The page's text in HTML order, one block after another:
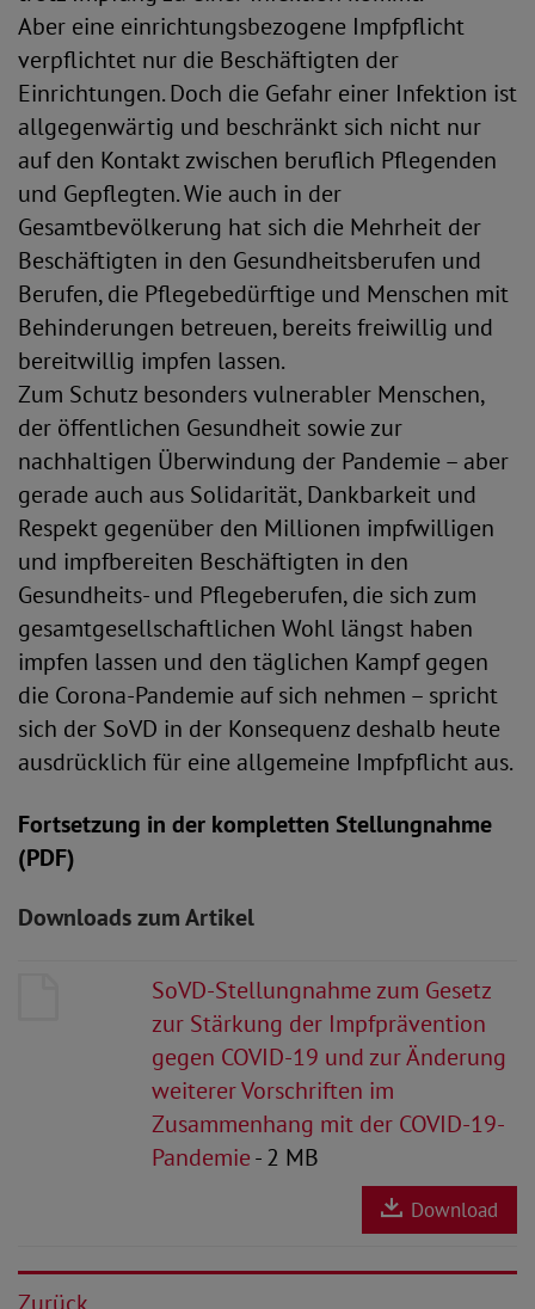
Aber eine einrichtungsbezogene Impfpflicht
verpflichtet nur die Beschäftigten der
Einrichtungen. Doch die Gefahr einer Infektion ist
allgegenwärtig und beschränkt sich nicht nur
auf den Kontakt zwischen beruflich Pflegenden
und Gepflegten. Wie auch in der
Gesamtbevölkerung hat sich die Mehrheit der
Beschäftigten in den Gesundheitsberufen und
Berufen, die Pflegebedürftige und Menschen mit
Behinderungen betreuen, bereits freiwillig und
bereitwillig impfen lassen.
Zum Schutz besonders vulnerabler Menschen,
der öffentlichen Gesundheit sowie zur
nachhaltigen Überwindung der Pandemie – aber
gerade auch aus Solidarität, Dankbarkeit und
Respekt gegenüber den Millionen impfwilligen
und impfbereiten Beschäftigten in den
Gesundheits- und Pflegeberufen, die sich zum
gesamtgesellschaftlichen Wohl längst haben
impfen lassen und den täglichen Kampf gegen
die Corona-Pandemie auf sich nehmen – spricht
sich der SoVD in der Konsequenz deshalb heute
ausdrücklich für eine allgemeine Impfpflicht aus.
Fortsetzung in der kompletten Stellungnahme
(PDF)
Downloads zum Artikel
SoVD-Stellungnahme zum Gesetz
zur Stärkung der Impfprävention
gegen COVID-19 und zur Änderung
weiterer Vorschriften im
Zusammenhang mit der COVID-19-
Pandemie- 2 MB
Download